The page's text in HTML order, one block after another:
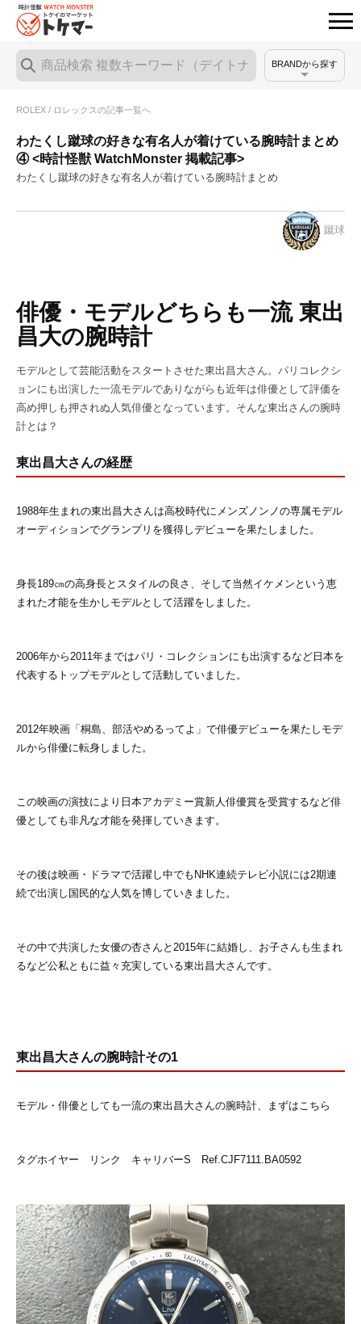
BRANDから探す
ROLEX / ロレックスの記事一覧へ
わたくし蹴球の好きな有名人が着けている腕時計まとめ
④ <時計怪獣 WatchMonster 掲載記事>
わたくし蹴球の好きな有名人が着けている腕時計まとめ
蹴球
俳優・モデルどちらも一流 東出
昌大の腕時計
モデルとして芸能活動をスタートさせた東出昌大さん。パリコレクシ
ョンにも出演した一流モデルでありながらも近年は俳優として評価を
高め押しも押されぬ人気俳優となっています。そんな東出さんの腕時
計とは？
東出昌大さんの経歴
1988年生まれの東出昌大さんは高校時代にメンズノンノの専属モデル
オーディションでグランプリを獲得しデビューを果たしました。
身長189㎝の高身長とスタイルの良さ、そして当然イケメンという恵
まれた才能を生かしモデルとして活躍をしました。
2006年から2011年まではパリ・コレクションにも出演するなど日本を
代表するトップモデルとして活動していました。
2012年映画「桐島、部活やめるってよ」で俳優デビューを果たしモデ
ルから俳優に転身しました。
この映画の演技により日本アカデミー賞新人俳優賞を受賞するなど俳
優としても非凡な才能を発揮していきます。
その後は映画・ドラマで活躍し中でもNHK連続テレビ小説には2期連
続で出演し国民的な人気を博していきました。
その中で共演した女優の杏さんと2015年に結婚し、お子さんも生まれ
るなど公私ともに益々充実している東出昌大さんです。
東出昌大さんの腕時計その1
モデル・俳優としても一流の東出昌大さんの腕時計、まずはこちら
タグホイヤー リンク キャリバーS Ref.CJF7111.BA0592